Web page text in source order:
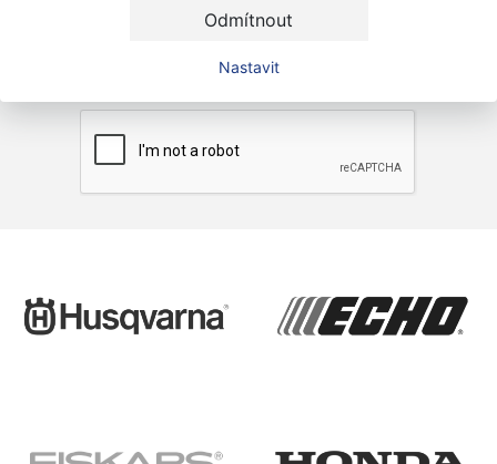
Odmítnout
Nastavit